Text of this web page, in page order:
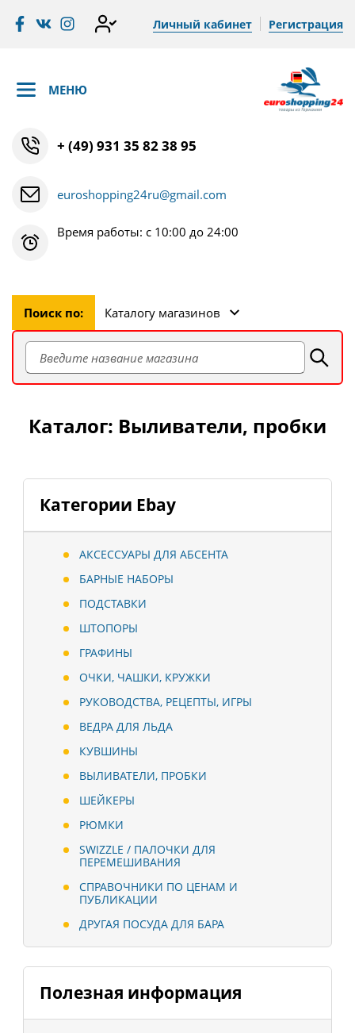
Личный кабинет Регистрация
МЕНЮ
+ (49) 931 35 82 38 95
euroshopping24ru@gmail.com
Время работы: с 10:00 до 24:00
Поиск по: Каталогу магазинов
Категории Ebay
АКСЕССУАРЫ ДЛЯ АБСЕНТА
БАРНЫЕ НАБОРЫ
ПОДСТАВКИ
ШТОПОРЫ
ГРАФИНЫ
ОЧКИ, ЧАШКИ, КРУЖКИ
РУКОВОДСТВА, РЕЦЕПТЫ, ИГРЫ
ВЕДРА ДЛЯ ЛЬДА
КУВШИНЫ
ВЫЛИВАТЕЛИ, ПРОБКИ
ШЕЙКЕРЫ
РЮМКИ
SWIZZLE / ПАЛОЧКИ ДЛЯ
ПЕРЕМЕШИВАНИЯ
СПРАВОЧНИКИ ПО ЦЕНАМ И
ПУБЛИКАЦИИ
ДРУГАЯ ПОСУДА ДЛЯ БАРА
Полезная информация
Каталог: Выливатели, пробки